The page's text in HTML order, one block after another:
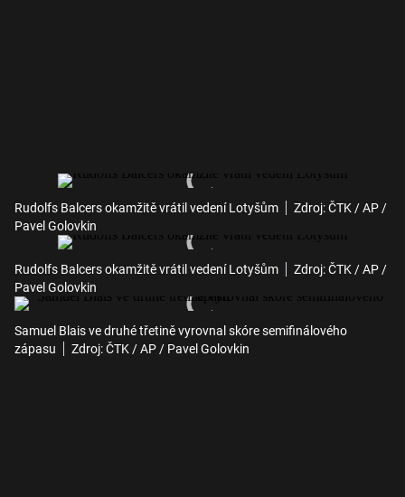
Rudolfs Balcers okamžitě vrátil vedení Lotyšům
Zdroj: ČTK / AP /
Pavel Golovkin
Rudolfs Balcers okamžitě vrátil vedení Lotyšům
Zdroj: ČTK / AP /
Pavel Golovkin
Samuel Blais ve druhé třetině vyrovnal skóre semifinálového
zápasu
Zdroj: ČTK / AP / Pavel Golovkin